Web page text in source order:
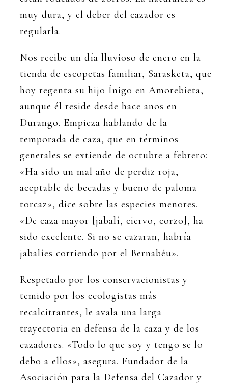
muy dura, y el deber del cazador es
regularla.
Nos recibe un día lluvioso de enero en la
tienda de escopetas familiar, Sarasketa, que
hoy regenta su hijo Íñigo en Amorebieta,
aunque él reside desde hace años en
Durango. Empieza hablando de la
temporada de caza, que en términos
generales se extiende de octubre a febrero:
«Ha sido un mal año de perdiz roja,
aceptable de becadas y bueno de paloma
torcaz», dice sobre las especies menores.
«De caza mayor [jabalí, ciervo, corzo], ha
sido excelente. Si no se cazaran, habría
jabalíes corriendo por el Bernabéu».
Respetado por los conservacionistas y
temido por los ecologistas más
recalcitrantes, le avala una larga
trayectoria en defensa de la caza y de los
cazadores. «Todo lo que soy y tengo se lo
debo a ellos», asegura. Fundador de la
Asociación para la Defensa del Cazador y